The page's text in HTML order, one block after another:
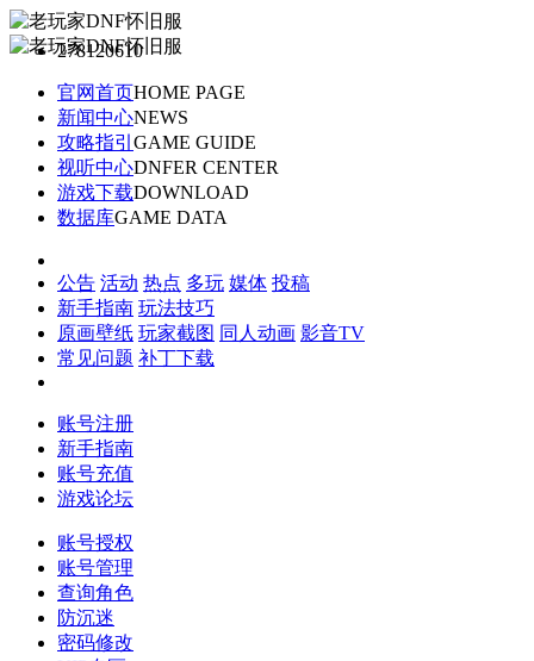
278120610
官网首页HOME PAGE
新闻中心NEWS
攻略指引GAME GUIDE
视听中心DNFER CENTER
游戏下载DOWNLOAD
数据库GAME DATA
公告 活动 热点 多玩 媒体 投稿
新手指南 玩法技巧
原画壁纸 玩家截图 同人动画 影音TV
常见问题 补丁下载
账号注册
新手指南
账号充值
游戏论坛
账号授权
账号管理
查询角色
防沉迷
密码修改